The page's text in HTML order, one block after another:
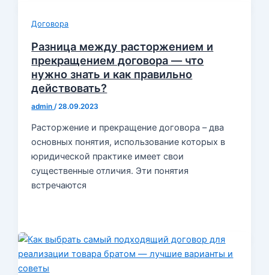
Договора
Разница между расторжением и
прекращением договора — что
нужно знать и как правильно
действовать?
admin /28.09.2023
Расторжение и прекращение договора – два
основных понятия, использование которых в
юридической практике имеет свои
существенные отличия. Эти понятия
встречаются